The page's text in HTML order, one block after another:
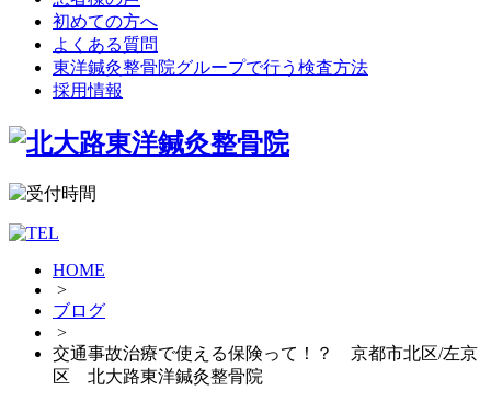
初めての方へ
よくある質問
東洋鍼灸整骨院グループで行う検査方法
採用情報
HOME
>
ブログ
>
交通事故治療で使える保険って！？ 京都市北区/左京
区 北大路東洋鍼灸整骨院